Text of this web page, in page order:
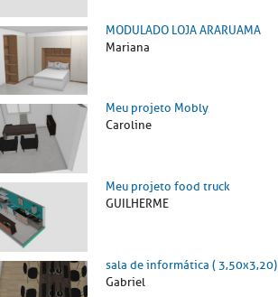
MODULADO LOJA ARARUAMA
Mariana
Meu projeto Mobly
Caroline
Meu projeto food truck
GUILHERME
sala de informática ( 3,50x3,20)
Gabriel